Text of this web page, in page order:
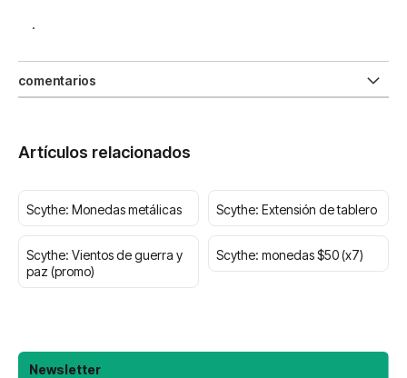
.
comentarios
Artículos relacionados
Scythe: Monedas metálicas Scythe: Extensión de tablero
Scythe: Vientos de guerra y
paz (promo)
Scythe: monedas $50 (x7)
Newsletter